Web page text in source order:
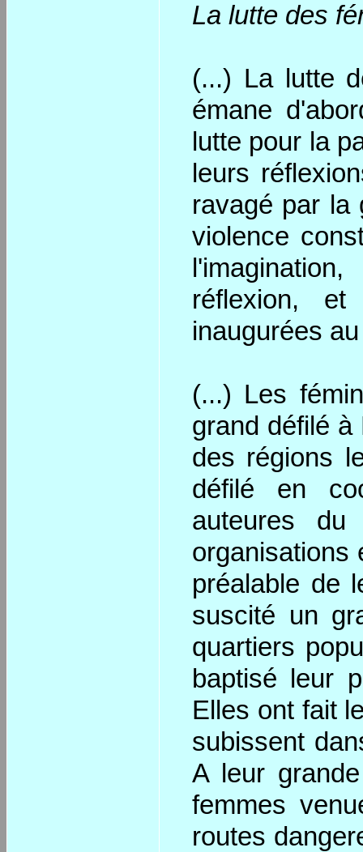
La lutte des
(...) La lutte
émane
lutte pour la
leurs
ravagé par la
violence
réflexion,
inaugurées
(...) Les
grand défilé à
des régions
défilé en
auteures
organisations
préalable de
suscité un
quartiers
baptisé leur
Elles ont fait
subissent
A leur
femmes
routes